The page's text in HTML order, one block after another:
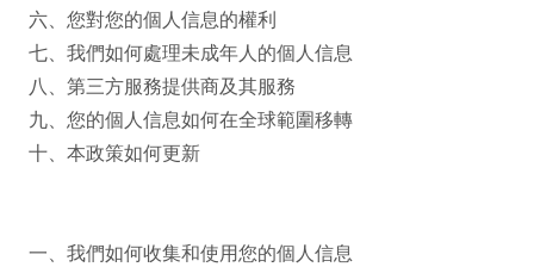
六、您對您的個人信息的權利
七、我們如何處理未成年人的個人信息
八、第三方服務提供商及其服務
九、您的個人信息如何在全球範圍移轉
十、本政策如何更新
一、我們如何收集和使用您的個人信息